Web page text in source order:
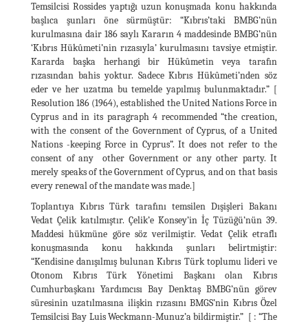
Temsilcisi Rossides yaptığı uzun konuşmada konu hakkında
başlıca şunları öne sürmüştür: “Kıbrıs’taki BMBG’nün
kurulmasına dair 186 saylı Kararın 4 maddesinde BMBG’nün
‘Kıbrıs Hükûmeti’nin rızasıyla’ kurulmasını tavsiye etmiştir.
Kararda başka herhangi bir Hükûmetin veya tarafın
rızasından bahis yoktur. Sadece Kıbrıs Hükûmeti’nden söz
eder ve her uzatma bu temelde yapılmış bulunmaktadır.” [
Resolution 186 (1964), established the United Nations Force in
Cyprus and in its paragraph 4 recommended “the creation,
with the consent of the Government of Cyprus, of a United
Nations -keeping Force in Cyprus”. It does not refer to the
consent of any other Government or any other party. It
merely speaks of the Government of Cyprus, and on that basis
every renewal of the mandate was made.]
Toplantıya Kıbrıs Türk tarafını temsilen Dışişleri Bakanı
Vedat Çelik katılmıştır. Çelik’e Konsey’in İç Tüzüğü’nün 39.
Maddesi hükmüne göre söz verilmiştir. Vedat Çelik etraflı
konuşmasında konu hakkında şunları belirtmiştir:
“Kendisine danışılmış bulunan Kıbrıs Türk toplumu lideri ve
Otonom Kıbrıs Türk Yönetimi Başkanı olan Kıbrıs
Cumhurbaşkanı Yardımcısı Bay Denktaş BMBG’nün görev
süresinin uzatılmasına ilişkin rızasını BMGS’nin Kıbrıs Özel
Temsilcisi Bay Luis Weckmann-Munuz’a bildirmiştir.” [ : “The